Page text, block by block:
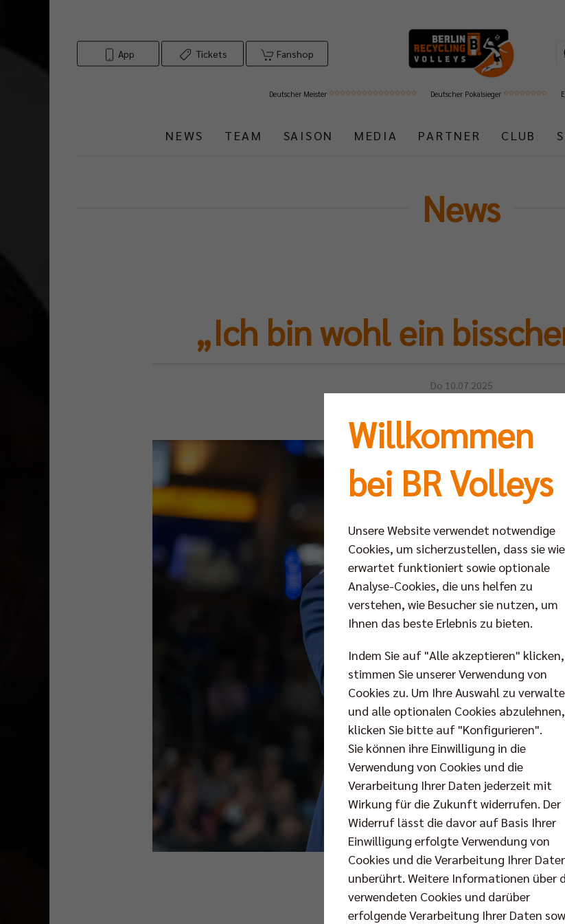
App Tickets Fanshop
Deutscher Meister Deutscher Pokalsieger
NEWS TEAM SAISON MEDIA PARTNER CLUB
News
„Ich bin wohl ein
Do 10.07.2025
Foto: Gora
Willkommen
bei BR Volleys
Unsere Website verwendet notwendige
Cookies, um sicherzustellen, dass sie wie
erwartet funktioniert sowie optionale
Analyse-Cookies, die uns helfen zu
verstehen, wie Besucher sie nutzen, um
Ihnen das beste Erlebnis zu bieten.
Indem Sie auf "Alle akzeptieren" klicken,
stimmen Sie unserer Verwendung von
Cookies zu. Um Ihre Auswahl zu
und alle optionalen Cookies abzulehnen,
klicken Sie bitte auf "Konfigurieren".
Sie können ihre Einwilligung in die
Verwendung von Cookies und die
Verarbeitung Ihrer Daten jederzeit mit
Wirkung für die Zukunft widerrufen. Der
Widerruf lässt die davor auf Basis Ihrer
Einwilligung erfolgte Verwendung von
Cookies und die Verarbeitung Ihrer
unberührt. Weitere Informationen über
verwendeten Cookies und darüber
erfolgende Verarbeitung Ihrer Daten